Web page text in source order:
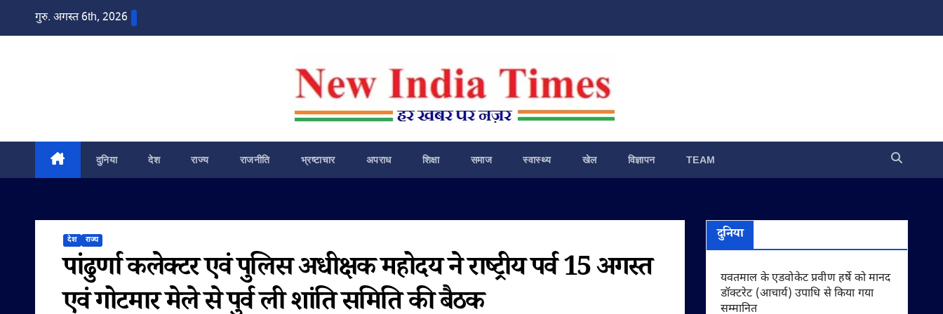
गुरु. अगस्त 6th, 2026
दुनिया देश राज्य राजनीति भ्रष्टाचार अपराध शिक्षा समाज स्वास्थ्य खेल विज्ञापन TEAM
देश राज्य
पांढुर्णा कलेक्टर एवं पुलिस अधीक्षक महोदय ने राष्ट्रीय पर्व 15 अगस्त
एवं गोटमार मेले से पुर्व ली शांति समिति की बैठक
दुनिया
यवतमाल के एडवोकेट प्रवीण हर्षे को मानद
डॉक्टरेट (आचार्य) उपाधि से किया गया
सम्मानित